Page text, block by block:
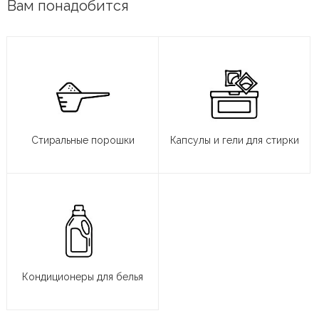
Вам понадобится
Стиральные порошки Капсулы и гели для стирки
Кондиционеры для белья